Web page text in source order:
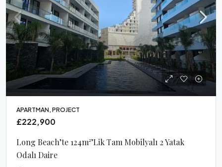
APARTMAN, PROJECT
£222,900
Long Beach’te 124m²’lik Tam Mobilyalı 2 Yatak
Odalı Daire